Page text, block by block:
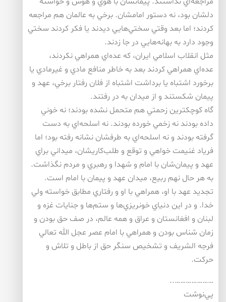
دلشان بود، نه دستور امامشان. برخي به عالمان هم مراجعه
كردند؛ اما بعد وقتي سختي‌هايي ديدند يا فكر كردند سختي
وجود دارد به بهانه‌هايي در جا زدند.
مثل انقلاب اسلامي ايران، كه عده‌اي همراهي نكردند،
عده‌اي همراهي كردند بعد به خاطر منافع مادي و غير‌مادي يا
برخورد اشتباه يا برداشت اشتباه از فلان رفتار برخي، عهد و
پيمان شكستند و از ميدان به در رفتند.
گاه كوچكترين زحمتي هم متحمل نشده بودند؛ نه خوني
داده بودند نه زخمي خورده بودند. نه اسلحه‌اي به دست
گرفته بودند و نه اسلحه‌اي به طرفشان نشانه رفته بود؛ اما
فرياد غنيمت خواهي و توقع و طلب‌كاريشان، ميداني براي
عهد و پيمان‌شان با امام و شهدا و رهبري و مردم نگذاشت.
به هر حال نهم ربيع، ميدان عهد و پيمان با امام است.
تجديد عهد با او، همراهي با او و رفتاري مطابق خواسته ولي
خدا. و در اين دنياي خونريزي‌ها و ستم‌ها و جنايات غزه و
لبنان و افغانستان و عراق و همه عالم، در صف حق بودن و
زمان شناس بودن و همراهي با امام عصر عجل الله تعالي
فرجه الشريف و تشخيص سنگر حق از باطل و تلاش و
حركت.
…………………..
پي‌نوشت